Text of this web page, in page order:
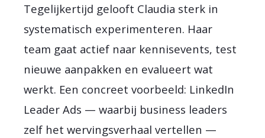
Tegelijkertijd gelooft Claudia sterk in
systematisch experimenteren. Haar
team gaat actief naar kennisevents, test
nieuwe aanpakken en evalueert wat
werkt. Een concreet voorbeeld: LinkedIn
Leader Ads — waarbij business leaders
zelf het wervingsverhaal vertellen —